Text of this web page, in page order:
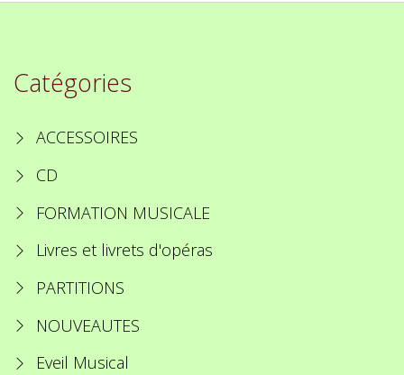
Catégories
ACCESSOIRES
CD
FORMATION MUSICALE
Livres et livrets d'opéras
PARTITIONS
NOUVEAUTES
Eveil Musical